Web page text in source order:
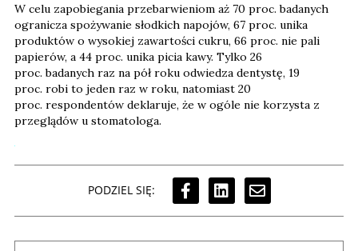
W celu zapobiegania przebarwieniom aż 70 proc. badanych
ogranicza spożywanie słodkich napojów, 67 proc. unika
produktów o wysokiej zawartości cukru, 66 proc. nie pali
papierów, a 44 proc. unika picia kawy. Tylko 26
proc. badanych raz na pół roku odwiedza dentystę, 19
proc. robi to jeden raz w roku, natomiast 20
proc. respondentów deklaruje, że w ogóle nie korzysta z
przeglądów u stomatologa.
PODZIEL SIĘ: